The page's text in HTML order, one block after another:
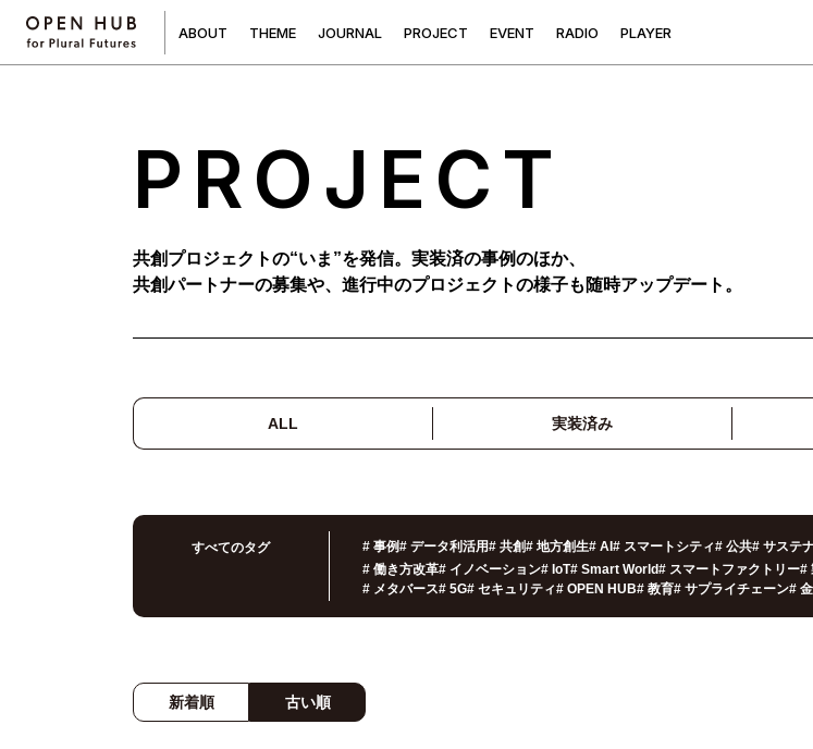
ABOUT THEME JOURNAL PROJECT EVENT RADIO PLAYER
PROJECT
共創プロジェクトの“いま”を発信。実装済の事例のほか、
共創パートナーの募集や、進行中のプロジェクトの様子も随時アップデート。
ALL 実装済み
すべてのタグ # 事例# データ利活用# 共創# 地方創生# AI # スマートシティ# 公共# サステ
# 働き方改革# イノベーション# IoT# Smart World# スマートファクトリー#
# メタバース# 5G# セキュリティ# OPEN HUB# 教育# サプライチェーン#
新着順 古い順